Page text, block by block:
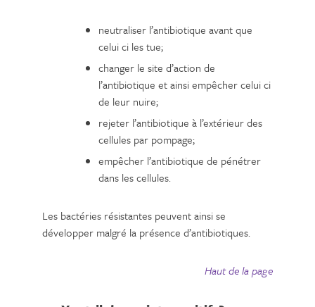
neutraliser l’antibiotique avant que
celui ci les tue;
changer le site d’action de
l’antibiotique et ainsi empêcher celui ci
de leur nuire;
rejeter l’antibiotique à l’extérieur des
cellules par pompage;
empêcher l’antibiotique de pénétrer
dans les cellules.
Les bactéries résistantes peuvent ainsi se
développer malgré la présence d’antibiotiques.
Haut de la page